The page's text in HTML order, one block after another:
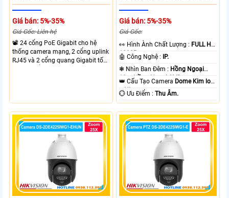
Giá bán: 5%-35%
Giá Gốc: Liên hệ
📽 24 cổng PoE Gigabit cho hệ
thống camera mạng, 2 cổng uplink
RJ45 và 2 cổng quang Gigabit tốc
Giá bán: 5%-35%
Giá Gốc:
️👀 Hình Ành Chất Lượng : FULL HD
1080P .
🤖️ Công Nghệ :
IP.
❃ Nhìn Ban Đêm : Hồng Ngoại
10m Hồng Ngoại SMD.
👑 Cấu Tạo Camera Dome Kim loại
+ Nhựa.
️💮 Ưu Điểm :Thu Âm.